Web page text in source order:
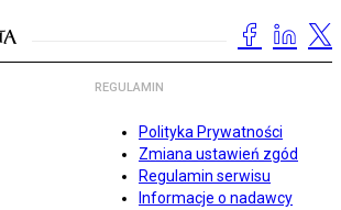
REGULAMIN
Polityka Prywatności
Zmiana ustawień zgód
Regulamin serwisu
Informacje o nadawcy